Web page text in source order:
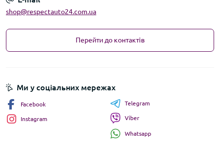
shop@respectauto24.com.ua
Перейти до контактів
Ми у соціальних мережах
Facebook
Instagram
Telegram
Viber
Whatsapp